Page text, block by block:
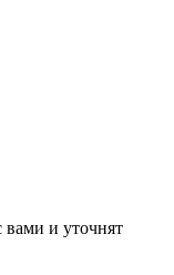
вами и уточнят